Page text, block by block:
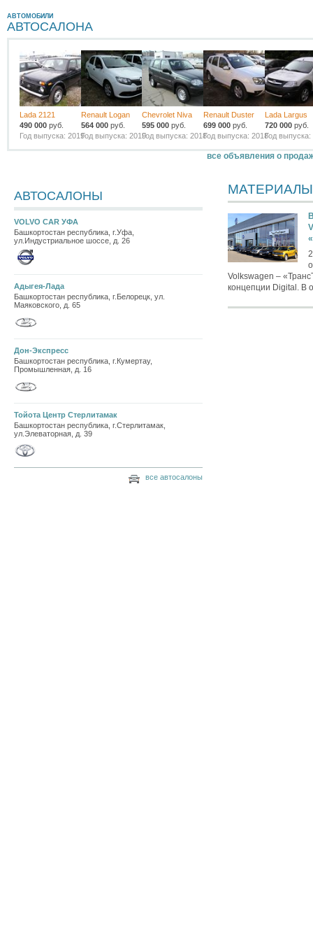
АВТОМОБИЛИ
АВТОСАЛОНА
Lada 2121
490 000 руб.
Год выпуска: 2019
Renault Logan
564 000руб.
Год выпуска: 2019
Chevrolet Niva
595 000 руб.
Год выпуска: 2018
Renault Duster
699 000 руб.
Год выпуска: 2018
Lada Largus
720 000руб.
Год выпуска:
все объявления о
АВТОСАЛОНЫ
VOLVO CAR УФА
Башкортостан республика, г.Уфа,
ул.Индустриальное шоссе, д. 26
Адыгея-Лада
Башкортостан республика, г.Белорецк, ул.
Маяковского, д. 65
Дон-Экспресс
Башкортостан республика, г.Кумертау,
Промышленная, д. 16
Тойота Центр Стерлитамак
Башкортостан республика, г.Стерлитамак,
ул.Элеваторная, д. 39
все автосалоны
Volkswagen –
концепции Digital. В